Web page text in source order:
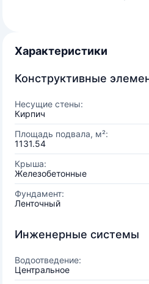
Характеристики
Конструктивные
Несущие стены:
Кирпич
Площадь подвала, м²:
1131.54
Крыша:
Железобетонные
Фундамент:
Ленточный
Инженерные системы
Водоотведение:
Центральное